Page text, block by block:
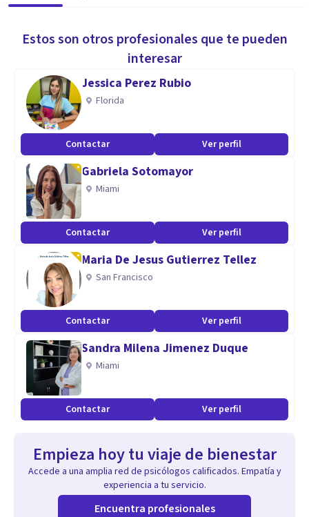
Estos son otros profesionales que te pueden
interesar
Jessica Perez Rubio
Florida
Contactar Ver perfil
Gabriela Sotomayor
Miami
Contactar Ver perfil
Maria De Jesus Gutierrez Tellez
San Francisco
Contactar Ver perfil
Sandra Milena Jimenez Duque
Miami
Contactar Ver perfil
Empieza hoy tu viaje de bienestar
Accede a una amplia red de psicólogos calificados. Empatía y
experiencia a tu servicio.
Encuentra profesionales